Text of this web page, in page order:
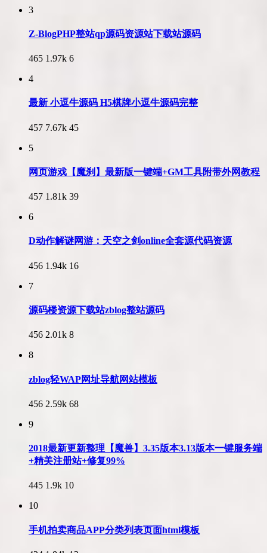
3
Z-BlogPHP整站qp源码资源站下载站源码
465 1.97k 6
4
最新 小逗牛源码 H5棋牌小逗牛源码完整
457 7.67k 45
5
网页游戏【魔刹】最新版一键端+GM工具附带外网教程
457 1.81k 39
6
D动作解谜网游：天空之剑online全套源代码资源
456 1.94k 16
7
源码楼资源下载站zblog整站源码
456 2.01k 8
8
zblog轻WAP网址导航网站模板
456 2.59k 68
9
2018最新更新整理【魔兽】3.35版本3.13版本一键服务端
+精美注册站+修复99%
445 1.9k 10
10
手机拍卖商品APP分类列表页面html模板